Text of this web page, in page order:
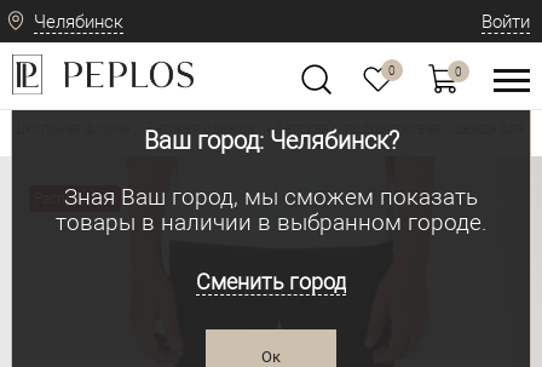
Челябинск
Ваш город: Челябинск?
Зная Ваш город, мы сможем показать
товары в наличии в выбранном городе.
Сменить город
Ок
Войти
0 0
Школьная форма / Детская одежда Детская и подростковая одежда для
Распродажа